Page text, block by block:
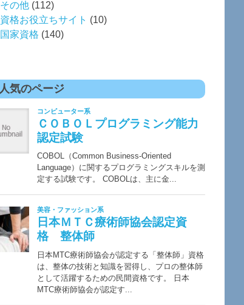
その他 (112)
資格お役立ちサイト (10)
国家資格 (140)
人気のページ